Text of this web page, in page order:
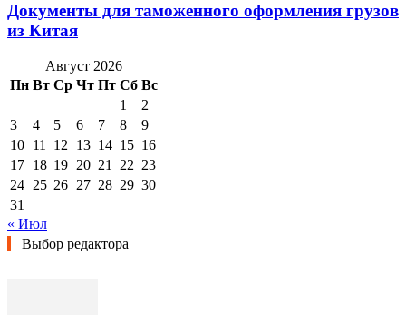
Документы для таможенного оформления грузов
из Китая
Август 2026
Пн Вт Ср Чт Пт Сб Вс
1
2
3
4 5 6 7 8
9
10 11 12 13 14 15 16
17 18 19 20 21 22 23
24 25 26 27 28 29 30
31
« Июл
Выбор редактора